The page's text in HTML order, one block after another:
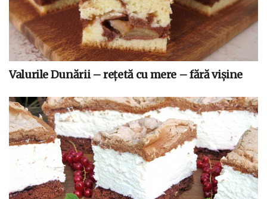
Valurile Dunării – rețetă cu mere – fără vișine